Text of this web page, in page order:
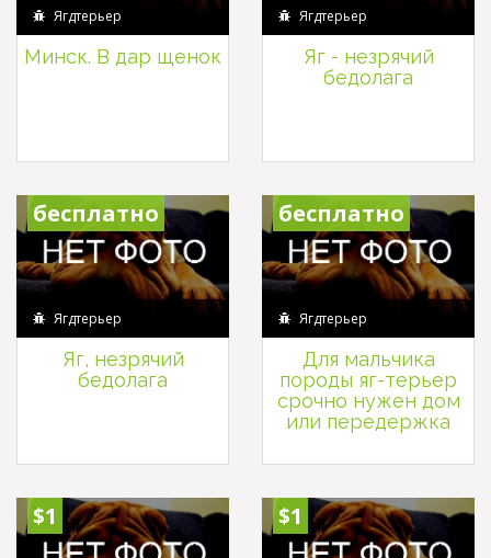
Ягдтерьер
Минск. В дар щенок
Ягдтерьер
Яг - незрячий
бедолага
бесплатно
Ягдтерьер
Яг, незрячий
бедолага
бесплатно
Ягдтерьер
Для мальчика
породы яг-терьер
срочно нужен дом
или передержка
$1 $1